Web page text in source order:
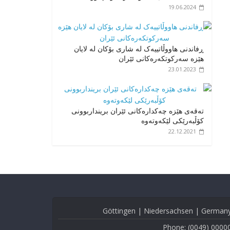
19.06.2024
ڕفاندنی هاووڵاتییەک لە شاری بۆکان لە لایان
هێزە سەرکوتکەرەکانی ئێران
23.01.2023
تەقەی هێزە چەکدارەکانی ئێران برینداربوونی
کۆڵبەرێکی لێکەوتەوە
22.12.2021
Göttingen | Niedersachsen |
Phone: (0049)